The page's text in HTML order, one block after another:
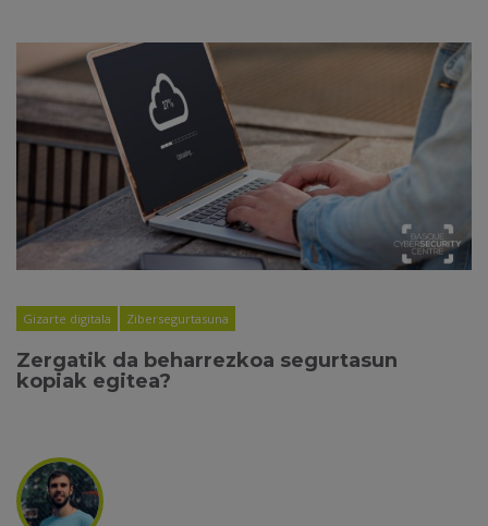
Gizarte digitala Zibersegurtasuna
Zergatik da beharrezkoa segurtasun
kopiak egitea?